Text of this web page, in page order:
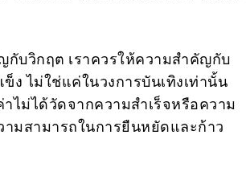
กับวิกฤต เราควรให้ความสำคัญกับ
ง ไม่ใช่แค่ในวงการบันเทิงเท่านั้น
ไม่ได้วัดจากความสำเร็จหรือความ
ามสามารถในการยืนหยัดและก้าว